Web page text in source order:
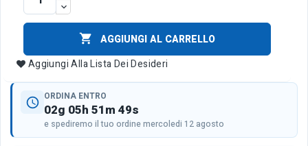

AGGIUNGI AL CARRELLO
Aggiungi Alla Lista Dei Desideri
schedule ORDINA ENTRO
02g 05h 51m 49s
e spediremo il tuo ordine mercoledi 12 agosto